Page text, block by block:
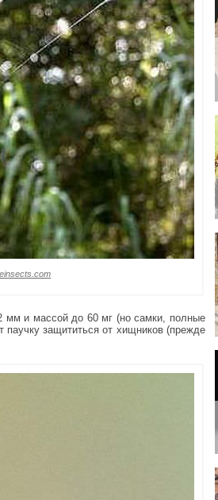
мм и массой до 60 мг (но самки, полные
защититься от хищников (прежде